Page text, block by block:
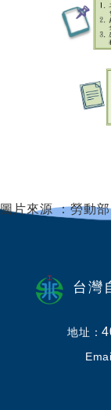
圖片來源 ：勞動部
台灣
地址：